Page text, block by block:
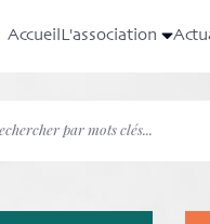
AccueilL'association